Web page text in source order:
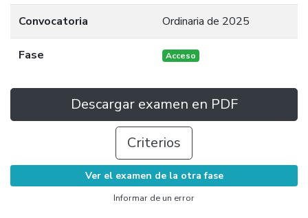
Convocatoria Ordinaria de 2025
Fase Acceso
Descargar examen en PDF
Criterios
Ver el examen de la otra fase
Informar de un error